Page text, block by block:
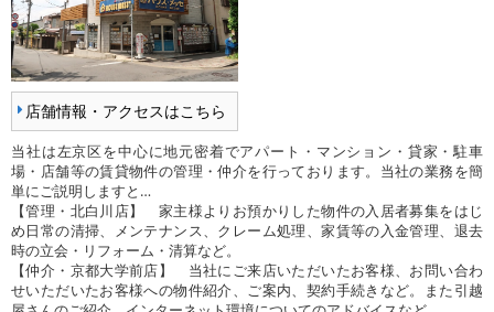
店舗情報・アクセスはこちら
当社は左京区を中心に地元密着でアパート・マンション・貸家・駐車
場・店舗等の賃貸物件の管理・仲介を行っております。当社の業務を簡
単にご説明しますと…
【管理・北白川店】 家主様よりお預かりした物件の入居者募集をはじ
め日常の清掃、メンテナンス、クレーム処理、家賃等の入金管理、退去
時の立会・リフォーム・清算など。
【仲介・京都大学前店】 当社にご来店いただいたお客様、お問い合わ
せいただいたお客様への物件紹介、ご案内、契約手続きなど。また引越